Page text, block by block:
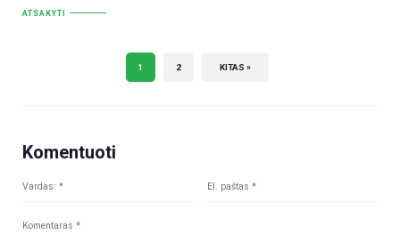
ATSAKYTI
1 2 KITAS »
Komentuoti